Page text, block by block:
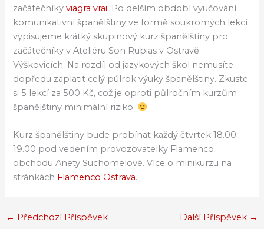
začátečníkyviagra vrai. Po delším období vyučování
komunikativní španělštiny ve formě soukromých lekcí
vypisujeme krátký skupinový kurz španělštiny pro
začátečníky v Ateliéru Son Rubias v Ostravě-
Výškovicích. Na rozdíl od jazykových škol nemusíte
dopředu zaplatit celý púlrok výuky španělštiny. Zkuste
si 5 lekcí za 500 Kč, což je oproti půlročním kurzům
španělštiny minimální riziko.
Kurz španělštiny bude probíhat každý čtvrtek 18.00-
19.00 pod vedením provozovatelky Flamenco
obchodu Anety Suchomelové. Více o minikurzu na
stránkách Flamenco Ostrava.
← Předchozí Příspěvek Další Příspěvek →